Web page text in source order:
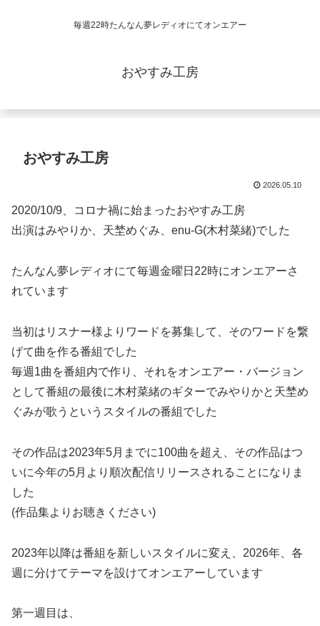
毎週22時たんなん夢レディオにてオンエアー
おやすみ工房
おやすみ工房
2026.05.10
2020/10/9、コロナ禍に始まったおやすみ工房
出演はみやりか、天埜めぐみ、enu-G(木村菜緒)でした
たんなん夢レディオにて毎週金曜日22時にオンエアーさ
れています
当初はリスナー様よりワードを募集して、そのワードを繋
げて曲を作る番組でした
毎週1曲を番組内で作り、それをオンエアー・バージョン
として番組の最後に木村菜緒のギターでみやりかと天埜め
ぐみが歌うというスタイルの番組でした
その作品は2023年5月までに100曲を超え、その作品はつ
いに今年の5月より順次配信リリースされることになりま
した
(作品集よりお聴きください)
2023年以降は番組を新しいスタイルに変え、2026年、各
週に分けてテーマを設けてオンエアーしています
第一週目は、